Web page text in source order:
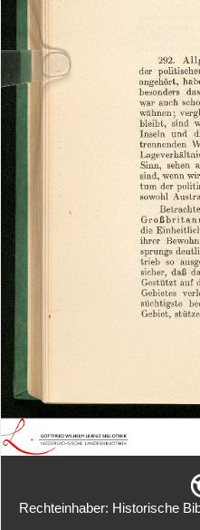
Rechteinhaber: Historische